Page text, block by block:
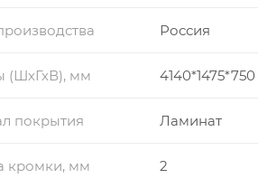
Россия
(ШхГхВ), мм 4140*1475*750
покрытия Ламинат
кромки, мм 2